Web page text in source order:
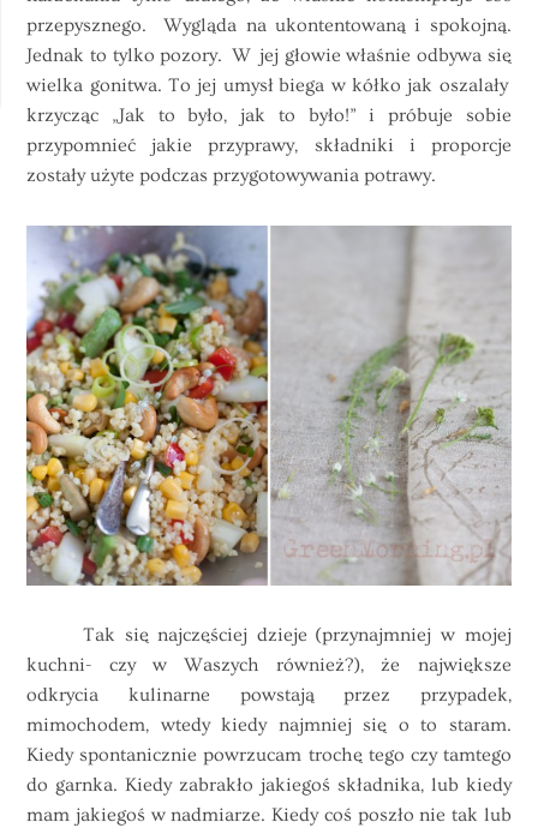
przepysznego. Wygląda na ukontentowaną i spokojną.
Jednak to tylko pozory. W jej głowie właśnie odbywa się
wielka gonitwa. To jej umysł biega w kółko jak oszalały
krzycząc „Jak to było, jak to było!” i próbuje sobie
przypomnieć jakie przyprawy, składniki i proporcje
zostały użyte podczas przygotowywania potrawy.
Tak się najczęściej dzieje (przynajmniej w mojej
kuchni- czy w Waszych również?), że największe
odkrycia kulinarne powstają przez przypadek,
mimochodem, wtedy kiedy najmniej się o to staram.
Kiedy spontanicznie powrzucam trochę tego czy tamtego
do garnka. Kiedy zabrakło jakiegoś składnika, lub kiedy
mam jakiegoś w nadmiarze. Kiedy coś poszło nie tak lub